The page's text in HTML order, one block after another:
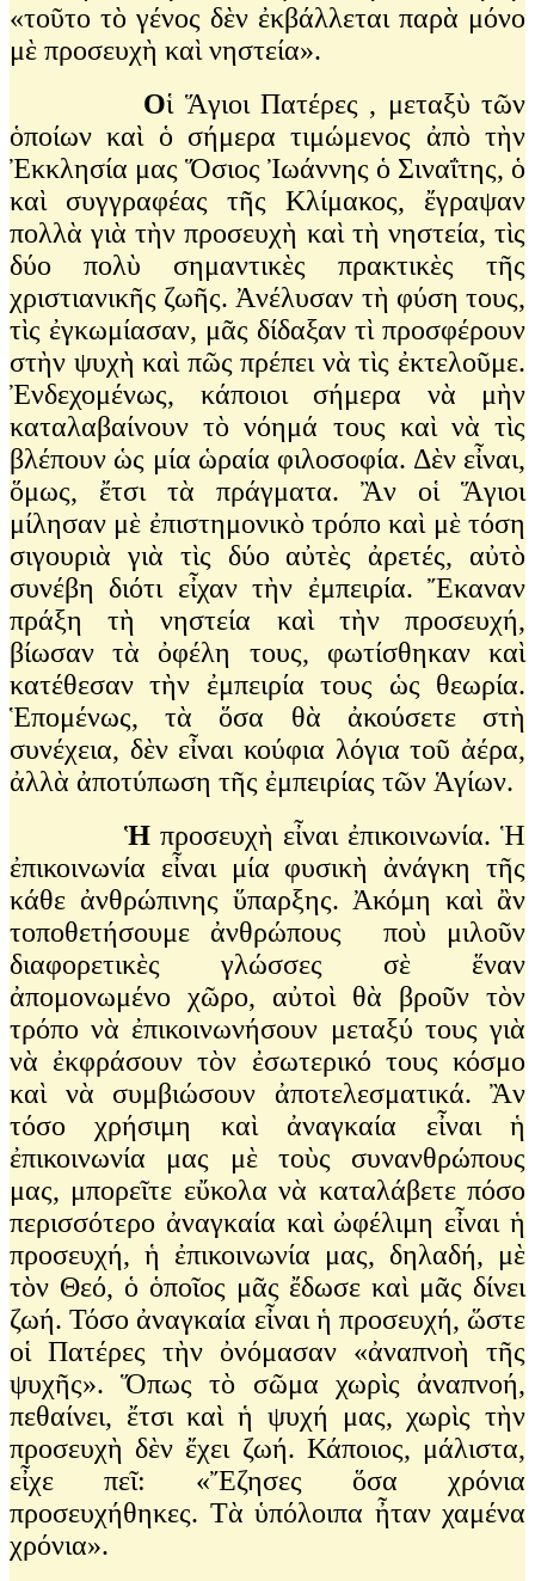
«τοῦτο τὸ γένος δὲν ἐκβάλλεται παρὰ μόνο
μὲ προσευχὴ καὶ νηστεία».
Οἱ Ἅγιοι Πατέρες , μεταξὺ τῶν
ὁποίων καὶ ὁ σήμερα τιμώμενος ἀπὸ τὴν
Ἐκκλησία μας Ὅσιος Ἰωάννης ὁ Σιναΐτης, ὁ
καὶ συγγραφέας τῆς Κλίμακος, ἔγραψαν
πολλὰ γιὰ τὴν προσευχὴ καὶ τὴ νηστεία, τὶς
δύο πολὺ σημαντικὲς πρακτικὲς τῆς
χριστιανικῆς ζωῆς. Ἀνέλυσαν τὴ φύση τους,
τὶς ἐγκωμίασαν, μᾶς δίδαξαν τὶ προσφέρουν
στὴν ψυχὴ καὶ πῶς πρέπει νὰ τὶς ἐκτελοῦμε.
Ἐνδεχομένως, κάποιοι σήμερα νὰ μὴν
καταλαβαίνουν τὸ νόημά τους καὶ νὰ τὶς
βλέπουν ὡς μία ὡραία φιλοσοφία. Δὲν εἶναι,
ὅμως, ἔτσι τὰ πράγματα. Ἂν οἱ Ἅγιοι
μίλησαν μὲ ἐπιστημονικὸ τρόπο καὶ μὲ τόση
σιγουριὰ γιὰ τὶς δύο αὐτὲς ἀρετές, αὐτὸ
συνέβη διότι εἶχαν τὴν ἐμπειρία. Ἔκαναν
πράξη τὴ νηστεία καὶ τὴν προσευχή,
βίωσαν τὰ ὀφέλη τους, φωτίσθηκαν καὶ
κατέθεσαν τὴν ἐμπειρία τους ὡς θεωρία.
Ἑπομένως, τὰ ὅσα θὰ ἀκούσετε στὴ
συνέχεια, δὲν εἶναι κούφια λόγια τοῦ ἀέρα,
ἀλλὰ ἀποτύπωση τῆς ἐμπειρίας τῶν Ἁγίων.
Ἡ προσευχὴ εἶναι ἐπικοινωνία. Ἡ
ἐπικοινωνία εἶναι μία φυσικὴ ἀνάγκη τῆς
κάθε ἀνθρώπινης ὕπαρξης. Ἀκόμη καὶ ἂν
τοποθετήσουμε ἀνθρώπους ποὺ μιλοῦν
διαφορετικὲς γλώσσες σὲ ἕναν
ἀπομονωμένο χῶρο, αὐτοὶ θὰ βροῦν τὸν
τρόπο νὰ ἐπικοινωνήσουν μεταξύ τους γιὰ
νὰ ἐκφράσουν τὸν ἐσωτερικό τους κόσμο
καὶ νὰ συμβιώσουν ἀποτελεσματικά. Ἂν
τόσο χρήσιμη καὶ ἀναγκαία εἶναι ἡ
ἐπικοινωνία μας μὲ τοὺς συνανθρώπους
μας, μπορεῖτε εὔκολα νὰ καταλάβετε πόσο
περισσότερο ἀναγκαία καὶ ὠφέλιμη εἶναι ἡ
προσευχή, ἡ ἐπικοινωνία μας, δηλαδή, μὲ
τὸν Θεό, ὁ ὁποῖος μᾶς ἔδωσε καὶ μᾶς δίνει
ζωή. Τόσο ἀναγκαία εἶναι ἡ προσευχή, ὥστε
οἱ Πατέρες τὴν ὀνόμασαν «ἀναπνοὴ τῆς
ψυχῆς». Ὅπως τὸ σῶμα χωρὶς ἀναπνοή,
πεθαίνει, ἔτσι καὶ ἡ ψυχή μας, χωρὶς τὴν
προσευχὴ δὲν ἔχει ζωή. Κάποιος, μάλιστα,
εἶχε πεῖ: «Ἔζησες ὅσα χρόνια
προσευχήθηκες. Τὰ ὑπόλοιπα ἦταν χαμένα
χρόνια».